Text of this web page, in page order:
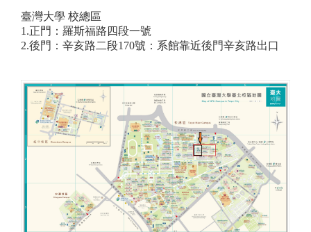
臺灣大學 校總區
1.正門：羅斯福路四段一號
2.後門：辛亥路二段170號：系館靠近後門辛亥路出口